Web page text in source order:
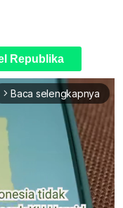
Republika
arrow_forward_ios Baca selengkapnya